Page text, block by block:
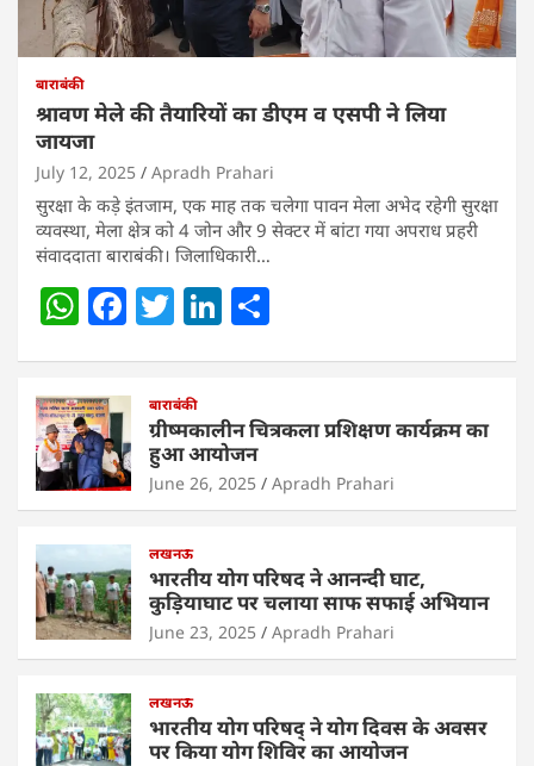
बाराबंकी
श्रावण मेले की तैयारियों का डीएम व एसपी ने लिया
जायजा
July 12, 2025 Apradh Prahari
सुरक्षा के कड़े इंतजाम, एक माह तक चलेगा पावन मेला अभेद रहेगी सुरक्षा
व्यवस्था, मेला क्षेत्र को 4 जोन और 9 सेक्टर में बांटा गया अपराध प्रहरी
संवाददाता बाराबंकी। जिलाधिकारी…
W
at
s
A
p
p
F
c
e
b
o
o
k
T
er
Li
e
dI
n
e
बाराबंकी
ग्रीष्मकालीन चित्रकला प्रशिक्षण कार्यक्रम का
हुआ आयोजन
June 26, 2025 Apradh Prahari
लखनऊ
भारतीय योग परिषद ने आनन्दी घाट,
कुड़ियाघाट पर चलाया साफ सफाई अभियान
June 23, 2025 Apradh Prahari
लखनऊ
भारतीय योग परिषद् ने योग दिवस के अवसर
पर किया योग शिविर का आयोजन